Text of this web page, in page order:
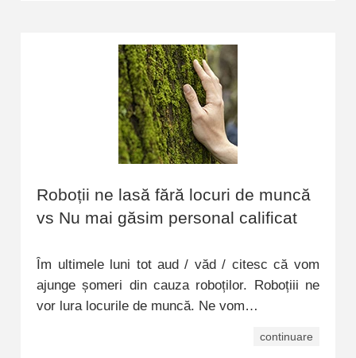
Roboții ne lasă fără locuri de muncă
vs Nu mai găsim personal calificat
Îm ultimele luni tot aud / văd / citesc că vom
ajunge șomeri din cauza roboților. Roboțiii ne
vor lura locurile de muncă. Ne vom…
continuare